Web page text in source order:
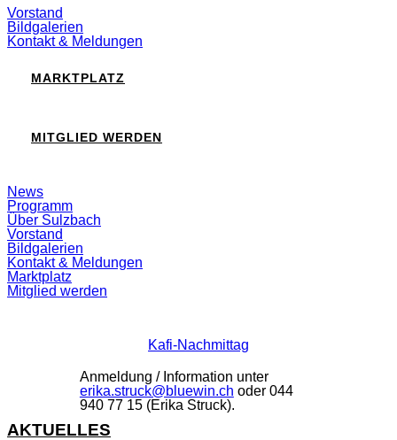
Vorstand
Bildgalerien
Kontakt & Meldungen
MARKTPLATZ
MITGLIED WERDEN
Suchfeld
ein-/ausblenden
News
Programm
Über Sulzbach
Vorstand
Bildgalerien
Kontakt & Meldungen
Marktplatz
Mitglied werden
Kafi-Nachmittag
Anmeldung / Information unter
erika.struck@bluewin.ch oder 044
940 77 15 (Erika Struck).
AKTUELLES